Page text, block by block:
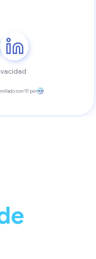
con 🩵 por